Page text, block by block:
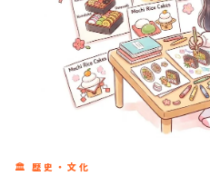
🏛️ 歴史・文化